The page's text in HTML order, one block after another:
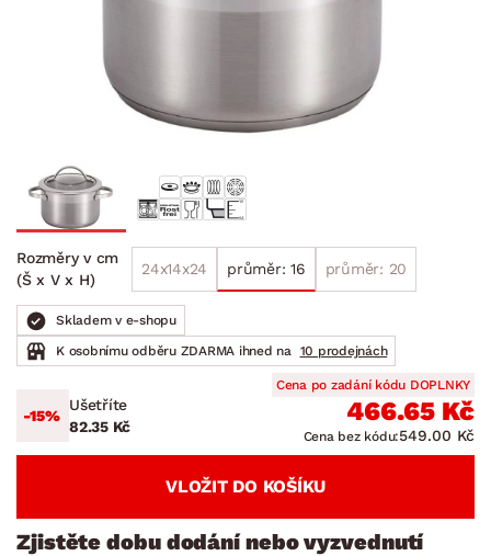
Rozměry v cm
(Š x V x H)
24x14x24 průměr: 16 průměr: 20
Skladem v e-shopu
K osobnímu odběru ZDARMA ihned na
10 prodejnách
-15%
Ušetříte
82.35 Kč
Cena po zadání kódu DOPLNKY
466.65 Kč
Cena bez kódu:549.00 Kč
VLOŽIT DO KOŠÍKU
Zjistěte dobu dodání nebo vyzvednutí